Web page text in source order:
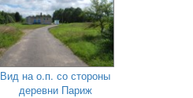
Вид на о.п. со стороны
деревни Париж